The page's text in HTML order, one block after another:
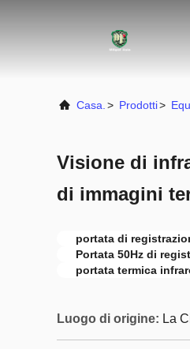
Casa. > Prodotti>
Visione di
di immagini
portata di
Portata 50Hz di
portata termica
Luogo di origine: La